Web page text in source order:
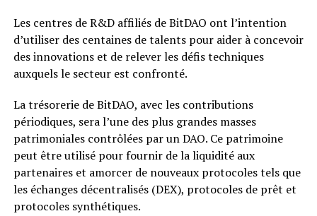
Les centres de R&D affiliés de BitDAO ont l’intention
d’utiliser des centaines de talents pour aider à concevoir
des innovations et de relever les défis techniques
auxquels le secteur est confronté.
La trésorerie de BitDAO, avec les contributions
périodiques, sera l’une des plus grandes masses
patrimoniales contrôlées par un DAO. Ce patrimoine
peut être utilisé pour fournir de la liquidité aux
partenaires et amorcer de nouveaux protocoles tels que
les échanges décentralisés (DEX), protocoles de prêt et
protocoles synthétiques.